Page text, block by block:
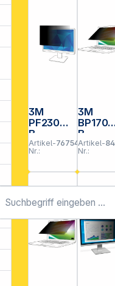
3M
PF230W9
B
Blickschu
tzfilter
Black für
58,4cm
23,0" 16:9
Artikel-
Nr.:
767543
3M
B
tzf. 16:10
Screen
für
Laptop
Artikel-
Nr.: